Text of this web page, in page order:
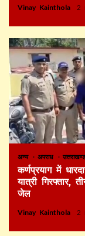
Vinay Kainthola 2
अन्य अपराध
कर्णप्रयाग में
यात्री गिरफ्तार,
जेल
Vinay Kainthola 2